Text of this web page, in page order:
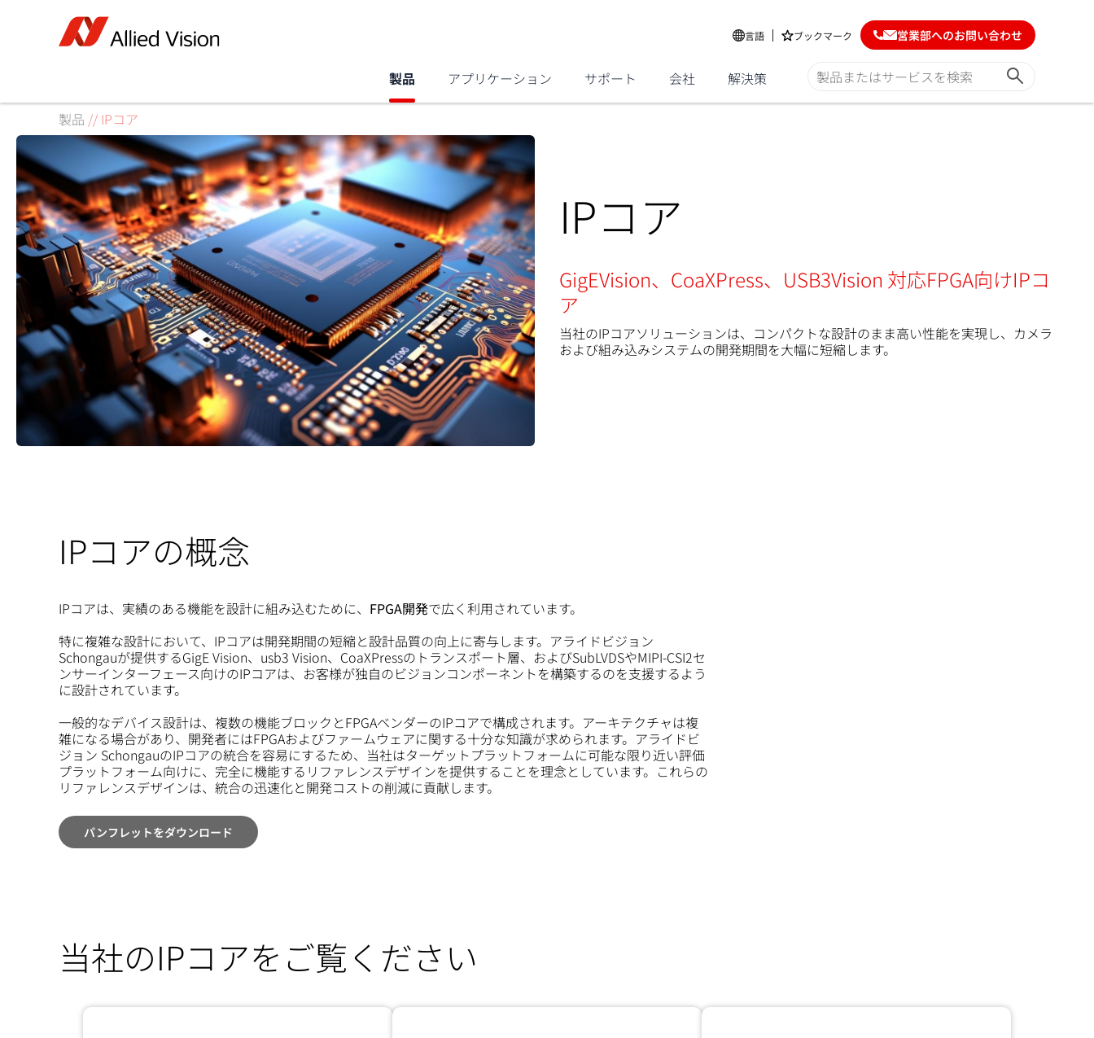
言語 ブックマーク 営業部へのお問い合わせ
製品 アプリケーション サポート 会社 解決策
製品 // IPコア
IPコア
GigEVision、CoaXPress、USB3Vision 対応FPGA向けIPコ
ア
当社のIPコアソリューションは、コンパクトな設計のまま高い性能を実現し、カメラ
および組み込みシステムの開発期間を大幅に短縮します。
IPコアの概念
IPコアは、実績のある機能を設計に組み込むために、 FPGA開発で広く利用されています。
特に複雑な設計において、IPコアは開発期間の短縮と設計品質の向上に寄与します。アライドビジョン
Schongauが提供するGigE Vision、usb3 Vision、CoaXPressのトランスポート層、およびSubLVDSやMIPI-CSI2セ
ンサーインターフェース向けのIPコアは、お客様が独自のビジョンコンポーネントを構築するのを支援するよう
に設計されています。
一般的なデバイス設計は、複数の機能ブロックとFPGAベンダーのIPコアで構成されます。アーキテクチャは複
雑になる場合があり、開発者にはFPGAおよびファームウェアに関する十分な知識が求められます。アライドビ
ジョン SchongauのIPコアの統合を容易にするため、当社はターゲットプラットフォームに可能な限り近い評価
プラットフォーム向けに、完全に機能するリファレンスデザインを提供することを理念としています。これらの
リファレンスデザインは、統合の迅速化と開発コストの削減に貢献します。
パンフレットをダウンロード
当社のIPコアをご覧ください